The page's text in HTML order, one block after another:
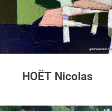
HOËT Nicolas